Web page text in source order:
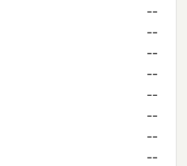
--
--
--
--
--
--
--
--